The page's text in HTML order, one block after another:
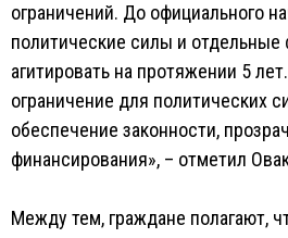
ограничений. До официального
политические силы и отдельные
агитировать на протяжении 5
ограничение для политических
обеспечение законности,
финансирования», – отметил
Между тем, граждане полагают,